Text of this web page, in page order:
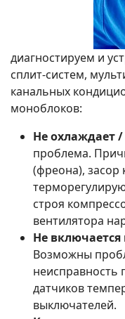
диагностируем и
сплит-систем,
канальных
моноблоков:
Не охлаждает /
проблема.
(фреона), засор
строя
вентилятора
Не
Возможны
неисправность
датчиков
выключателей.